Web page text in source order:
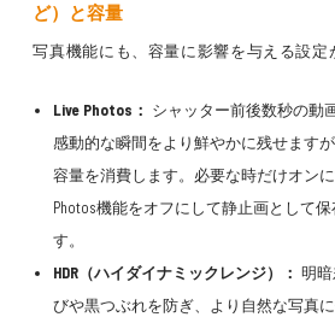
ど）と容量
写真機能にも、容量に影響を与える設定
Live Photos： シャッター前後数秒の動
感動的な瞬間をより鮮やかに残せます
容量を消費します。必要な時だけオン
Photos機能をオフにして静止画として
す。
HDR（ハイダイナミックレンジ）： 明
びや黒つぶれを防ぎ、より自然な写真